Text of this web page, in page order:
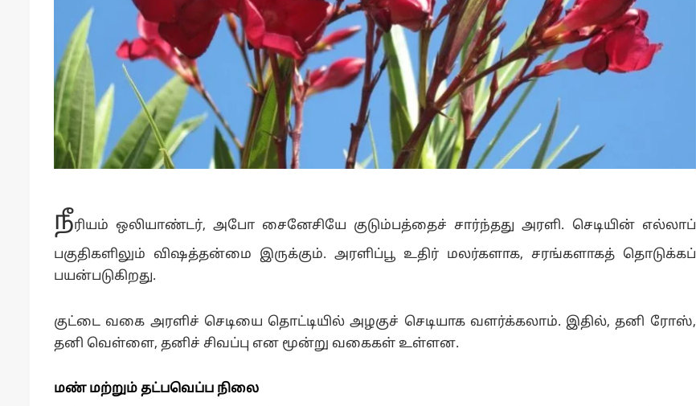
நீரியம் ஒலியாண்டர், அபோ சைனேசியே குடும்பத்தைச் சார்ந்தது அரளி. செடியின் எல்லாப்
பகுதிகளிலும் விஷத்தன்மை இருக்கும். அரளிப்பூ உதிர் மலர்களாக, சரங்களாகத் தொடுக்கப்
பயன்படுகிறது.
குட்டை வகை அரளிச் செடியை தொட்டியில் அழகுச் செடியாக வளர்க்கலாம். இதில், தனி ரோஸ்,
தனி வெள்ளை, தனிச் சிவப்பு என மூன்று வகைகள் உள்ளன.
மண் மற்றும் தட்பவெப்ப நிலை